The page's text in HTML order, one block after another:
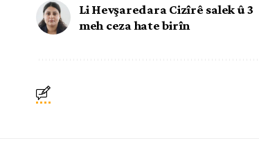
Li Hevşaredara Cizîrê salek û 3
meh ceza hate birîn